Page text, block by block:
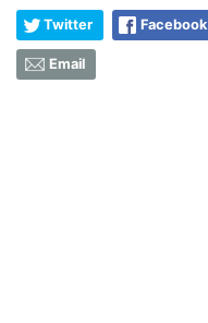
Twitter Facebook
Email